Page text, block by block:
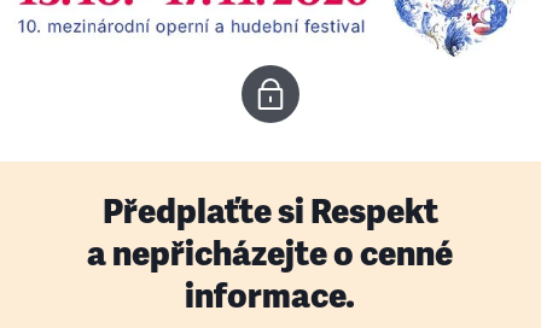
Předplaťte si Respekt
a nepřicházejte o cenné
informace.